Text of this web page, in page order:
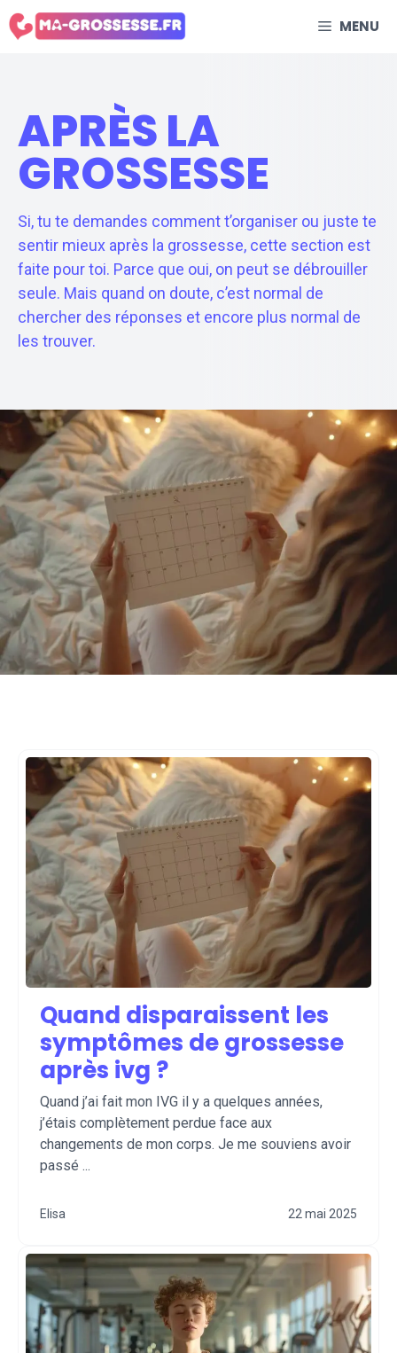
Aller
au
MENU
APRÈS LA
GROSSESSE
Si, tu te demandes comment t’organiser ou juste te
sentir mieux après la grossesse, cette section est
faite pour toi. Parce que oui, on peut se débrouiller
seule. Mais quand on doute, c’est normal de
chercher des réponses et encore plus normal de
les trouver.
Quand disparaissent les
symptômes de grossesse
après ivg ?
Quand j’ai fait mon IVG il y a quelques années,
j’étais complètement perdue face aux
changements de mon corps. Je me souviens avoir
passé ...
Elisa 22 mai 2025